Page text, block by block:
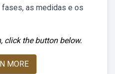
as medidas e os
click the button below.
MORE